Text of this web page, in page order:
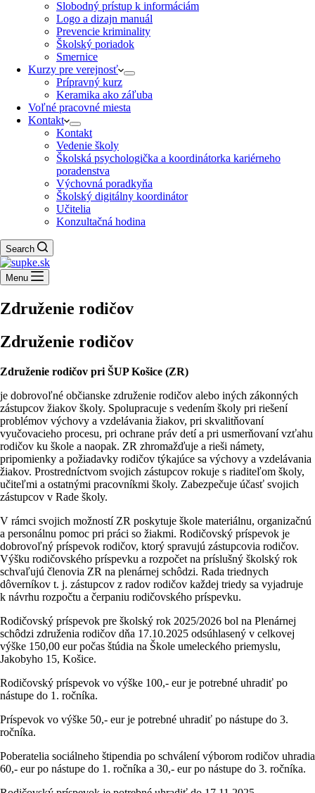
Slobodný prístup k informáciám
Logo a dizajn manuál
Prevencie kriminality
Školský poriadok
Smernice
Kurzy pre verejnosť
Prípravný kurz
Keramika ako záľuba
Voľné pracovné miesta
Kontakt
Kontakt
Vedenie školy
Školská psychologička a koordinátorka kariérneho
poradenstva
Výchovná poradkyňa
Školský digitálny koordinátor
Učitelia
Konzultačná hodina
Search
Menu
Združenie rodičov
Združenie rodičov
Združenie rodičov pri ŠUP Košice (ZR)
je dobrovoľné občianske združenie rodičov alebo iných zákonných
zástupcov žiakov školy. Spolupracuje s vedením školy pri riešení
problémov výchovy a vzdelávania žiakov, pri skvalitňovaní
vyučovacieho procesu, pri ochrane práv detí a pri usmerňovaní vzťahu
rodičov ku škole a naopak. ZR zhromažďuje a rieši námety,
pripomienky a požiadavky rodičov týkajúce sa výchovy a vzdelávania
žiakov. Prostredníctvom svojich zástupcov rokuje s riaditeľom školy,
učiteľmi a ostatnými pracovníkmi školy. Zabezpečuje účasť svojich
zástupcov v Rade školy.
V rámci svojich možností ZR poskytuje škole materiálnu, organizačnú
a personálnu pomoc pri práci so žiakmi. Rodičovský príspevok je
dobrovoľný príspevok rodičov, ktorý spravujú zástupcovia rodičov.
Výšku rodičovského príspevku a rozpočet na príslušný školský rok
schvaľujú členovia ZR na plenárnej schôdzi. Rada triednych
dôverníkov t. j. zástupcov z radov rodičov každej triedy sa vyjadruje
k návrhu rozpočtu a čerpaniu rodičovského príspevku.
Rodičovský príspevok pre školský rok 2025/2026 bol na Plenárnej
schôdzi združenia rodičov dňa 17.10.2025 odsúhlasený v celkovej
výške 150,00 eur počas štúdia na Škole umeleckého priemyslu,
Jakobyho 15, Košice.
Rodičovský príspevok vo výške 100,- eur je potrebné uhradiť po
nástupe do 1. ročníka.
Príspevok vo výške 50,- eur je potrebné uhradiť po nástupe do 3.
ročníka.
Poberatelia sociálneho štipendia po schválení výborom rodičov uhradia
60,- eur po nástupe do 1. ročníka a 30,- eur po nástupe do 3. ročníka.